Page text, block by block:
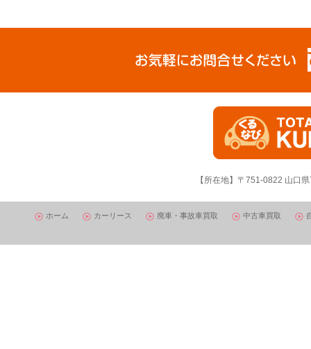
【所在地】〒751-0822 山
ホーム カーリース 廃車・事故車買取 中古車買取